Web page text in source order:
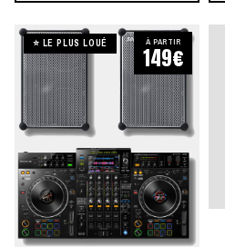
⭐ LE PLUS LOUÉ À PARTIR
149€